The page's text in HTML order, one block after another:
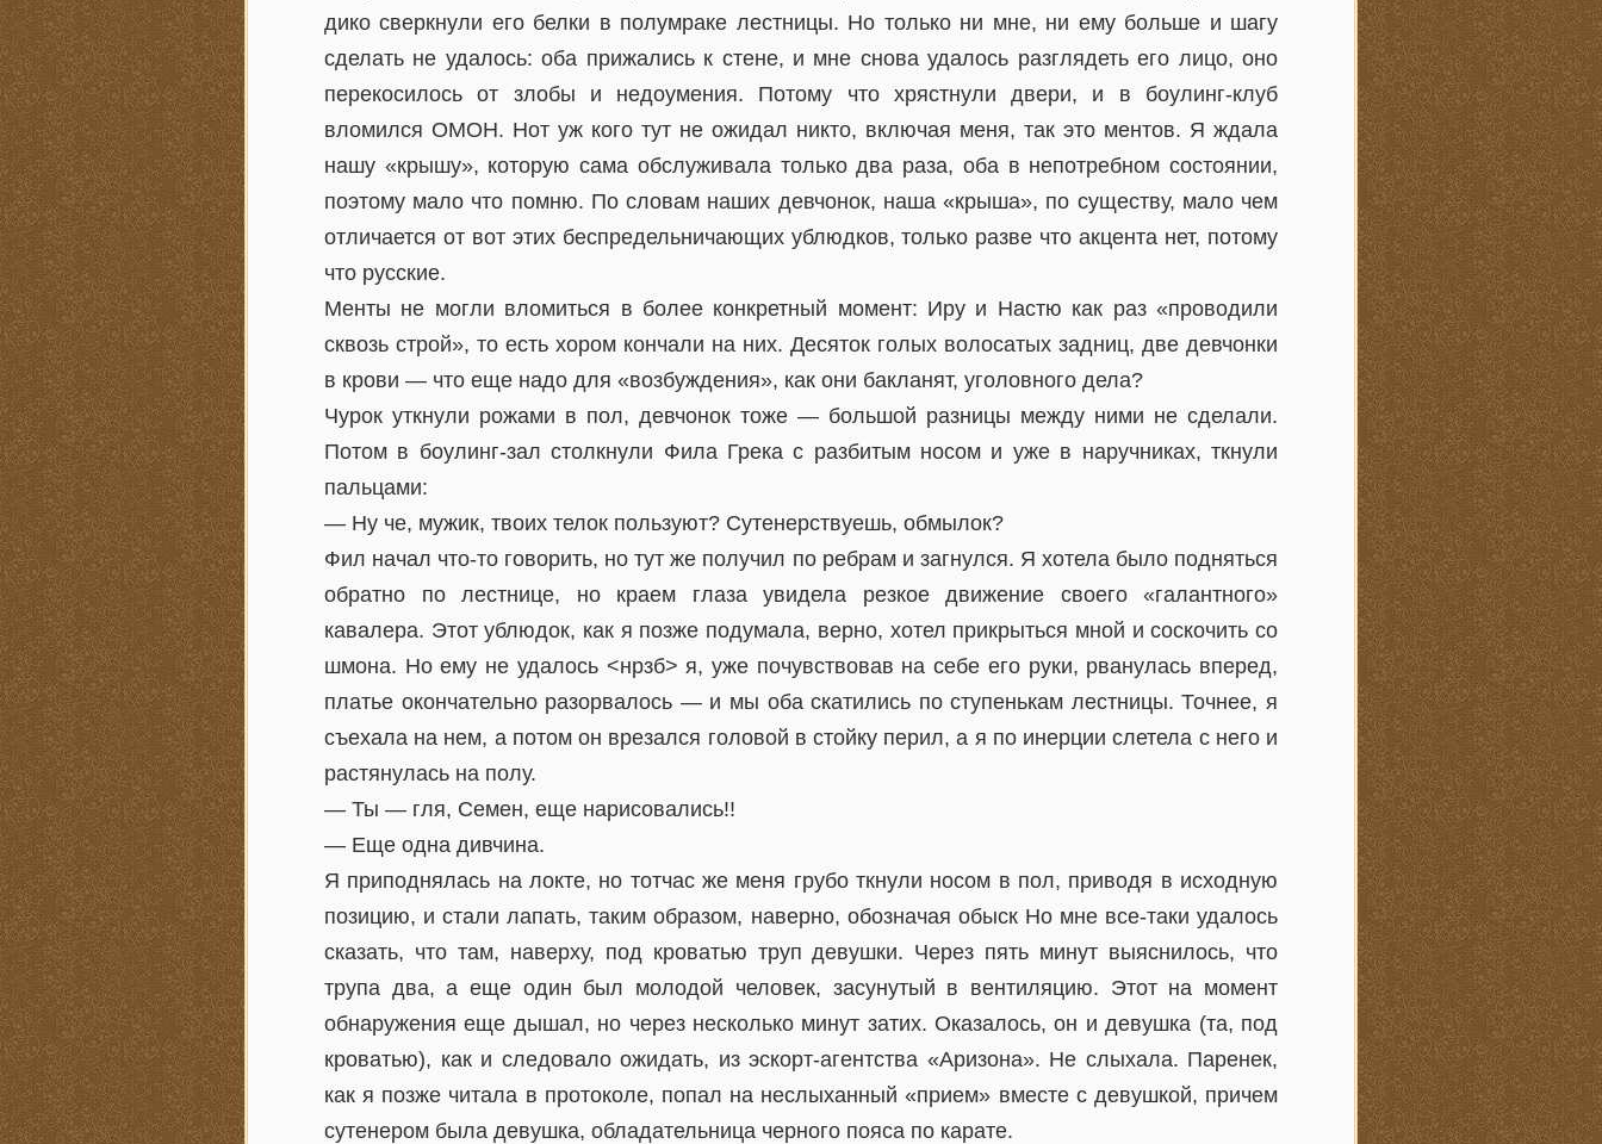
дико сверкнули его белки в полумраке лестницы. Но только ни мне, ни ему больше и шагу
сделать не удалось: оба прижались к стене, и мне снова удалось разглядеть его лицо, оно
перекосилось от злобы и недоумения. Потому что хрястнули двери, и в боулинг-клуб
вломился ОМОН. Нот уж кого тут не ожидал никто, включая меня, так это ментов. Я ждала
нашу «крышу», которую сама обслуживала только два раза, оба в непотребном состоянии,
поэтому мало что помню. По словам наших девчонок, наша «крыша», по существу, мало чем
отличается от вот этих беспредельничающих ублюдков, только разве что акцента нет, потому
что русские.
Менты не могли вломиться в более конкретный момент: Иру и Настю как раз «проводили
сквозь строй», то есть хором кончали на них. Десяток голых волосатых задниц, две девчонки
в крови — что еще надо для «возбуждения», как они бакланят, уголовного дела?
Чурок уткнули рожами в пол, девчонок тоже — большой разницы между ними не сделали.
Потом в боулинг-зал столкнули Фила Грека с разбитым носом и уже в наручниках, ткнули
пальцами:
— Ну че, мужик, твоих телок пользуют? Сутенерствуешь, обмылок?
Фил начал что-то говорить, но тут же получил по ребрам и загнулся. Я хотела было подняться
обратно по лестнице, но краем глаза увидела резкое движение своего «галантного»
кавалера. Этот ублюдок, как я позже подумала, верно, хотел прикрыться мной и соскочить со
шмона. Но ему не удалось <нрзб> я, уже почувствовав на себе его руки, рванулась вперед,
платье окончательно разорвалось — и мы оба скатились по ступенькам лестницы. Точнее, я
съехала на нем, а потом он врезался головой в стойку перил, а я по инерции слетела с него и
растянулась на полу.
— Ты — гля, Семен, еще нарисовались!!
— Еще одна дивчина.
Я приподнялась на локте, но тотчас же меня грубо ткнули носом в пол, приводя в исходную
позицию, и стали лапать, таким образом, наверно, обозначая обыск Но мне все-таки удалось
сказать, что там, наверху, под кроватью труп девушки. Через пять минут выяснилось, что
трупа два, а еще один был молодой человек, засунутый в вентиляцию. Этот на момент
обнаружения еще дышал, но через несколько минут затих. Оказалось, он и девушка (та, под
кроватью), как и следовало ожидать, из эскорт-агентства «Аризона». Не слыхала. Паренек,
как я позже читала в протоколе, попал на неслыханный «прием» вместе с девушкой, причем
сутенером была девушка, обладательница черного пояса по карате.